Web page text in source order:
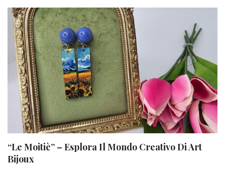
“Le Moitiè” – Esplora Il Mondo Creativo Di Art
Bijoux